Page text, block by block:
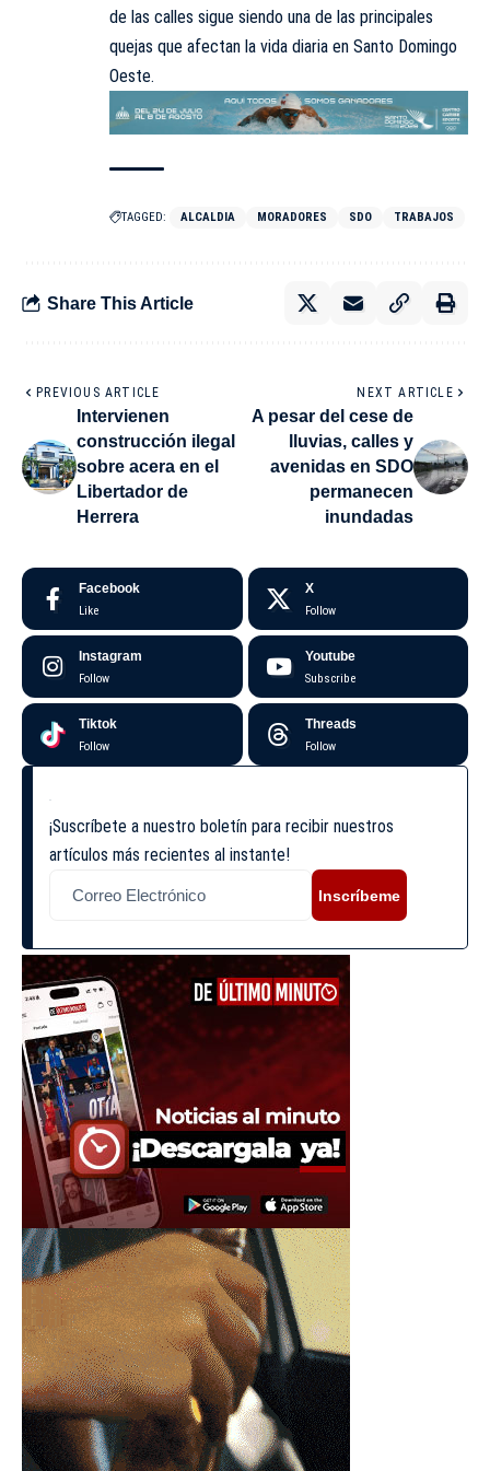
de las calles sigue siendo una de las principales
quejas que afectan la vida diaria en Santo Domingo
Oeste.
TAGGED: ALCALDIA MORADORES SDO TRABAJOS
Share This Article
PREVIOUS ARTICLE
Intervienen
construcción ilegal
sobre acera en el
Libertador de
Herrera
NEXT ARTICLE
A pesar del cese de
lluvias, calles y
avenidas en SDO
permanecen
inundadas
Facebook
Like
X
Follow
Instagram
Follow
Youtube
Subscribe
Tiktok
Follow
Threads
Follow
¡Suscríbete a nuestro boletín para recibir nuestros
artículos más recientes al instante!
Inscríbeme